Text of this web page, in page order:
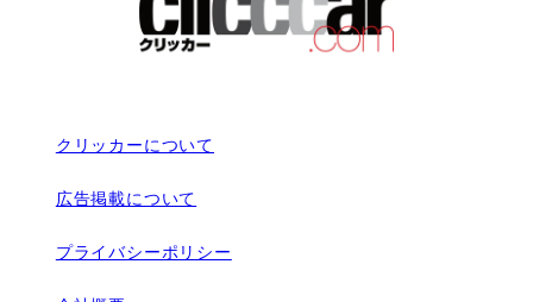
クリッカーについて
広告掲載について
プライバシーポリシー